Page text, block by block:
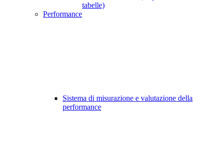
tabelle)
Performance
Sistema di misurazione e valutazione della
performance